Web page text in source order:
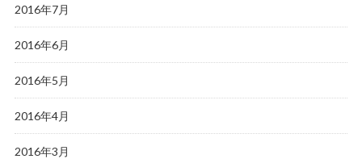
2016年7月
2016年6月
2016年5月
2016年4月
2016年3月